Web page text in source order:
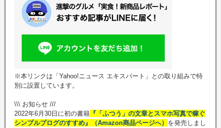
※本リンクは「Yahoo!ニュース エキスパート」との取り組みで特
別に設置しています。
\\\ お知らせ ///
2022年6月30日に初の書籍 『「ふつう」の文章とスマホ写真で稼ぐ
シンプルブログのすすめ』（Amazon商品ページへ） を発売しまし